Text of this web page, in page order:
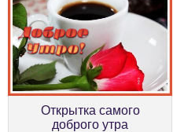
Открытка самого
доброго утра